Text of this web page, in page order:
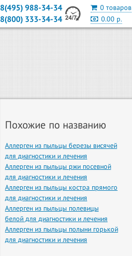
0 товаров
0.00 р.
8(495) 988-34-34
8(800) 333-34-34
Похожие по названию
Аллерген из пыльцы березы висячей
для диагностики и лечения
Аллерген из пыльцы ржи посевной
для диагностики и лечения
Аллерген из пыльцы костра прямого
для диагностики и лечения
Аллерген из пыльцы полевицы
белой для диагностики и лечения
Аллерген из пыльцы полыни горькой
для диагностики и лечения